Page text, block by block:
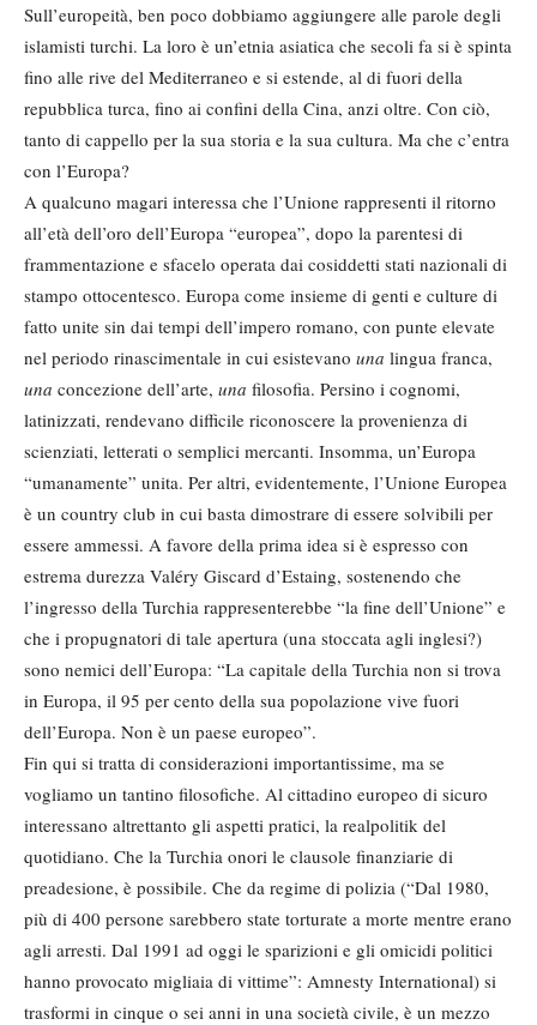
Sull’europeità, ben poco dobbiamo aggiungere alle parole degli
islamisti turchi. La loro è un’etnia asiatica che secoli fa si è spinta
fino alle rive del Mediterraneo e si estende, al di fuori della
repubblica turca, fino ai confini della Cina, anzi oltre. Con ciò,
tanto di cappello per la sua storia e la sua cultura. Ma che c’entra
con l’Europa?
A qualcuno magari interessa che l’Unione rappresenti il ritorno
all’età dell’oro dell’Europa “europea”, dopo la parentesi di
frammentazione e sfacelo operata dai cosiddetti stati nazionali di
stampo ottocentesco. Europa come insieme di genti e culture di
fatto unite sin dai tempi dell’impero romano, con punte elevate
nel periodo rinascimentale in cui esistevano una lingua franca,
una concezione dell’arte, una filosofia. Persino i cognomi,
latinizzati, rendevano difficile riconoscere la provenienza di
scienziati, letterati o semplici mercanti. Insomma, un’Europa
“umanamente” unita. Per altri, evidentemente, l’Unione Europea
è un country club in cui basta dimostrare di essere solvibili per
essere ammessi. A favore della prima idea si è espresso con
estrema durezza Valéry Giscard d’Estaing, sostenendo che
l’ingresso della Turchia rappresenterebbe “la fine dell’Unione” e
che i propugnatori di tale apertura (una stoccata agli inglesi?)
sono nemici dell’Europa: “La capitale della Turchia non si trova
in Europa, il 95 per cento della sua popolazione vive fuori
dell’Europa. Non è un paese europeo”.
Fin qui si tratta di considerazioni importantissime, ma se
vogliamo un tantino filosofiche. Al cittadino europeo di sicuro
interessano altrettanto gli aspetti pratici, la realpolitik del
quotidiano. Che la Turchia onori le clausole finanziarie di
preadesione, è possibile. Che da regime di polizia (“Dal 1980,
più di 400 persone sarebbero state torturate a morte mentre erano
agli arresti. Dal 1991 ad oggi le sparizioni e gli omicidi politici
hanno provocato migliaia di vittime”: Amnesty International) si
trasformi in cinque o sei anni in una società civile, è un mezzo